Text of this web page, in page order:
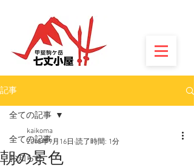
記事
全ての記事
お知らせ
全ての記事
朝の景色
kaikoma
2018年9月16日 読了時間: 1分